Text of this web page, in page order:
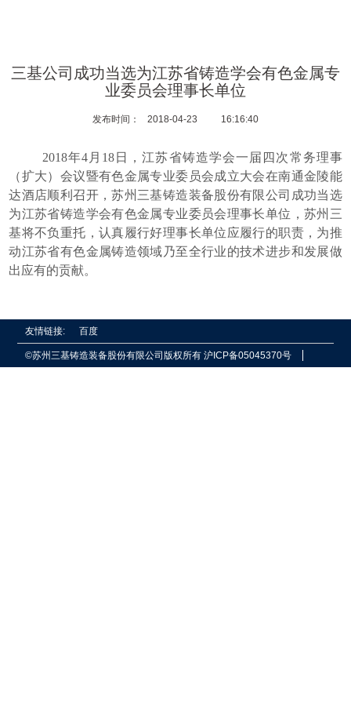
三基公司成功当选为江苏省铸造学会有色金属专
业委员会理事长单位
发布时间： 2018-04-23 16:16:40
2018年4月 18 日，江苏省铸造学会一届四次常务理事
（扩大）会议暨有色金属专业委员会成立大会在南通金陵能
达酒店顺利召开，苏州三基铸造装备股份有限公司成功当选
为江苏省铸造学会有色金属专业委员会理事长单位，苏州三
基将不负重托，认真履行好理事长单位应履行的职责，为推
动江苏省有色金属铸造领域乃至全行业的技术进步和发展做
出应有的贡献。
友情链接: 百度
©苏州三基铸造装备股份有限公司版权所有沪ICP备05045370号